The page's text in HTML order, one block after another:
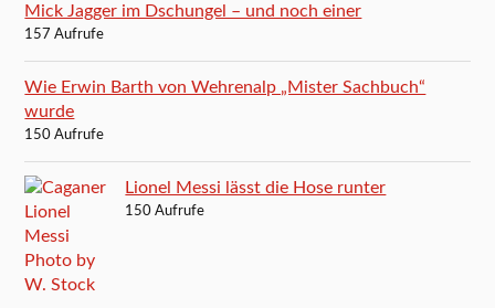
Mick Jagger im Dschungel – und noch einer
157 Aufrufe
Wie Erwin Barth von Wehrenalp „Mister Sachbuch“
wurde
150 Aufrufe
Lionel Messi lässt die Hose runter
150 Aufrufe